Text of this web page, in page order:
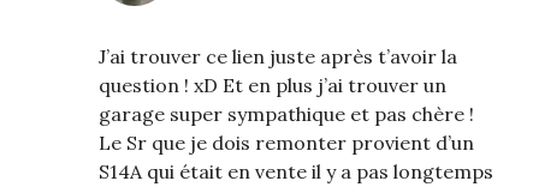
J’ai trouver ce lien juste après t’avoir la
question ! xD Et en plus j’ai trouver un
garage super sympathique et pas chère !
Le Sr que je dois remonter provient d’un
S14A qui était en vente il y a pas longtemps